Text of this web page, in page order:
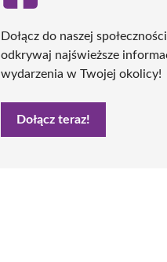
Dołącz do naszej
odkrywaj najświeższe
wydarzenia w Twojej okolicy!
Dołącz teraz!